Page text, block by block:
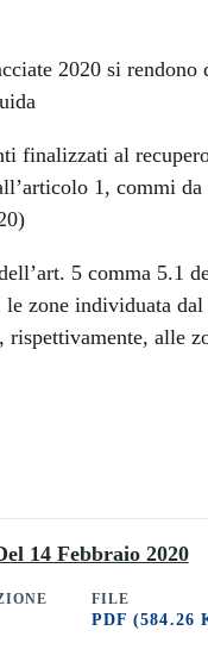
2020 si
finalizzati al
1, commi
5 comma 5.1
zone individuata
alle
14 Febbraio 2020
FILE
PDF(584.26